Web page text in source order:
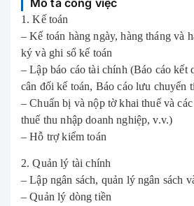
1. Kế toán
– Kế toán hàng ngày, hàng tháng và
ký và ghi sổ kế toán
– Lập báo cáo tài chính (Báo cáo kết
cân đối kế toán, Báo cáo lưu chuyển
– Chuẩn bị và nộp tờ khai thuế và
thuế thu nhập doanh nghiệp, v.v.)
– Hỗ trợ kiểm toán
2. Quản lý tài chính
– Lập ngân sách, quản lý ngân sách
– Quản lý dòng tiền